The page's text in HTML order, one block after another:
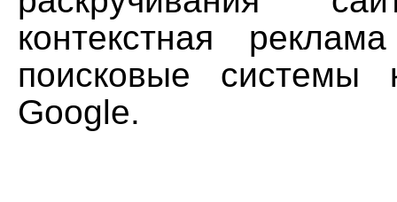
контекстная
поисковые
Google.